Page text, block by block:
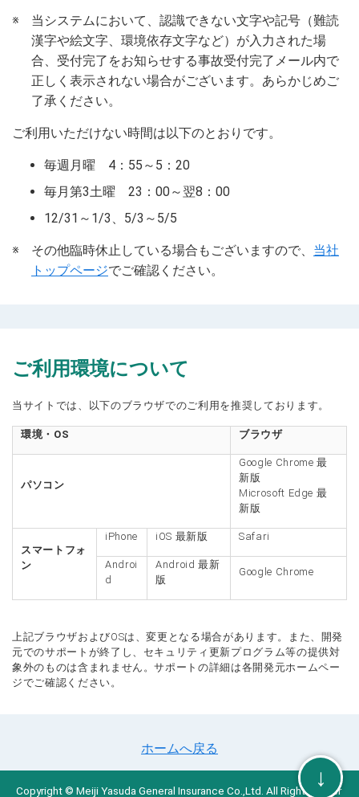
※
当システムにおいて、認識できない文字や記号（難読
漢字や絵文字、環境依存文字など）が入力された場
合、受付完了をお知らせする事故受付完了メール内で
正しく表示されない場合がございます。あらかじめご
了承ください。
ご利用いただけない時間は以下のとおりです。
毎週月曜 4：55～5：20
毎月第3土曜 23：00～翌8：00
12/31～1/3、5/3～5/5
※ その他臨時休止している場合もございますので、 当社
トップページでご確認ください。
ご利用環境について
当サイトでは、以下のブラウザでのご利用を推奨しております。
環境・OS ブラウザ
パソコン
Google Chrome 最
新版
Microsoft Edge 最
新版
スマートフォ
ン
iPhone iOS 最新版 Safari
Androi
d
Android 最新
版
Google Chrome
上記ブラウザおよびOSは、変更となる場合があります。また、開発
元でのサポートが終了し、セキュリティ更新プログラム等の提供対
象外のものは含まれません。サポートの詳細は各開発元ホームペー
ジでご確認ください。
ホームへ戻る
↓
Copyright © Meiji Yasuda General Insurance Co.,Ltd. All Rights Reser